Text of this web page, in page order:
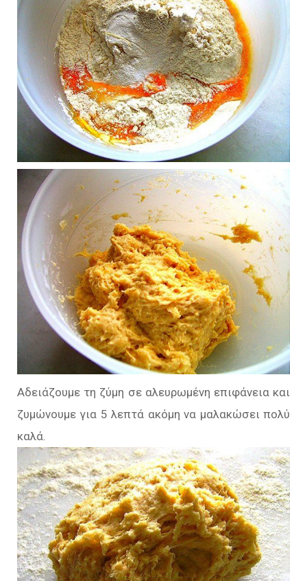
Αδειάζουμε τη ζύμη σε αλευρωμένη επιφάνεια και
ζυμώνουμε για 5 λεπτά ακόμη να μαλακώσει πολύ
καλά.